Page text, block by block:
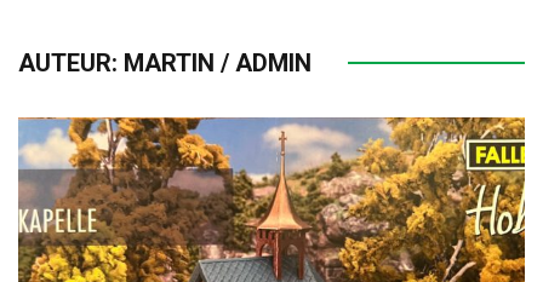
AUTEUR: MARTIN / ADMIN